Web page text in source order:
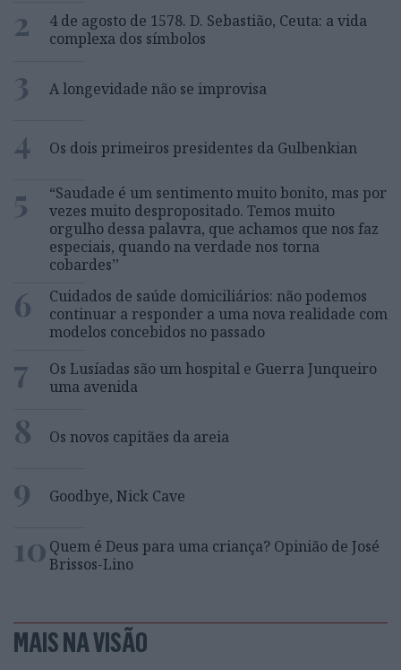
2
4 de agosto de 1578. D. Sebastião, Ceuta: a vida
complexa dos símbolos
3 A longevidade não se improvisa
4 Os dois primeiros presidentes da Gulbenkian
5
“Saudade é um sentimento muito bonito, mas por
vezes muito despropositado. Temos muito
orgulho dessa palavra, que achamos que nos faz
especiais, quando na verdade nos torna
cobardes’’
6
Cuidados de saúde domiciliários: não podemos
continuar a responder a uma nova realidade com
modelos concebidos no passado
7
Os Lusíadas são um hospital e Guerra Junqueiro
uma avenida
8 Os novos capitães da areia
9 Goodbye, Nick Cave
10 Quem é Deus para uma criança? Opinião de José
Brissos-Lino
MAIS NA VISÃO